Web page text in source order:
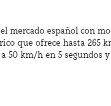
español con
que ofrece hasta 265
km/h en 5